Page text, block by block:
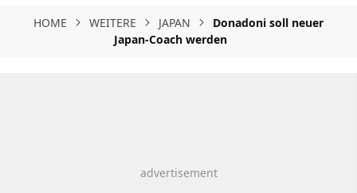
HOME WEITERE JAPAN
Donadoni soll neuer
Japan-Coach werden